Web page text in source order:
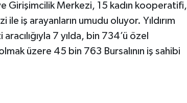
Girişimcilik Merkezi, 15 kadın kooperatifi,
iş arayanların umudu oluyor. Yıldırım
7 yılda, bin 734’ü özel
üzere 45 bin 763 Bursalının iş sahibi